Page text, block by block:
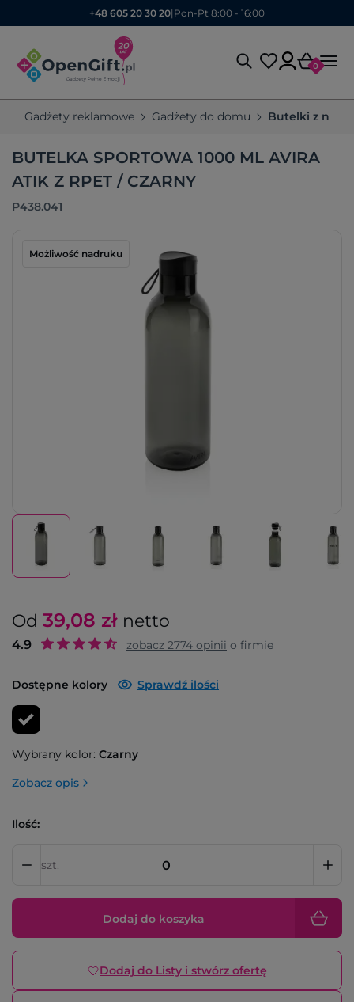
+48 605 20 30 20| Pon-Pt 8:00 - 16:00
0
Gadżety reklamowe Gadżety do domu Butelki z
BUTELKA SPORTOWA 1000 ML AVIRA
ATIK Z RPET / CZARNY
P438.041
Możliwość nadruku
Od 39,08 zł netto
4.9 zobacz 2774 opinii o firmie
Dostępne kolory Sprawdź ilości
Wybrany kolor: Czarny
Zobacz opis
Ilość:
szt.
Dodaj do koszyka
Dodaj do Listy i stwórz ofertę